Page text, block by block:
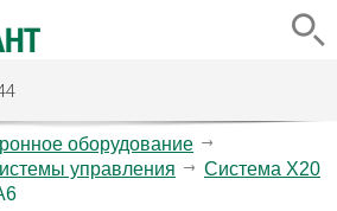
оборудование
управления
Система X20